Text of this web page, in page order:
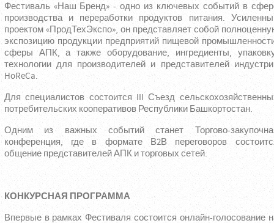
Фестиваль «Наш Бренд» - одно из ключевых событий в
производства и переработки продуктов питания.
проектом «ПродТехЭкспо», он представляет собой
экспозицию продукции предприятий пищевой
сферы АПК, а также оборудование, ингредиенты,
технологии для производителей и представителей
HoReCa.
Для специалистов состоится III Съезд
потребительских кооперативов Республики Башкортостан.
Одним из важных событий станет Торгово-
конференция, где в формате В2В переговоров
общение представителей АПК и торговых сетей.
КОНКУРСНАЯ ПРОГРАММА
Впервые в рамках Фестиваля состоится онлайн-голосование